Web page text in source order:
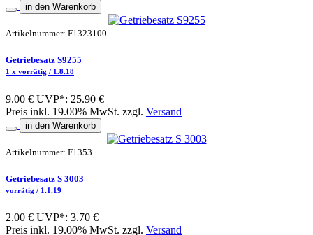
in den Warenkorb
Artikelnummer: F1323100
Getriebesatz S9255
1 x vorrätig / 1.8.18
9.00 € UVP*: 25.90 €
Preis inkl. 19.00% MwSt. zzgl. Versand
in den Warenkorb
Artikelnummer: F1353
Getriebesatz S 3003
vorrätig / 1.1.19
2.00 € UVP*: 3.70 €
Preis inkl. 19.00% MwSt. zzgl. Versand